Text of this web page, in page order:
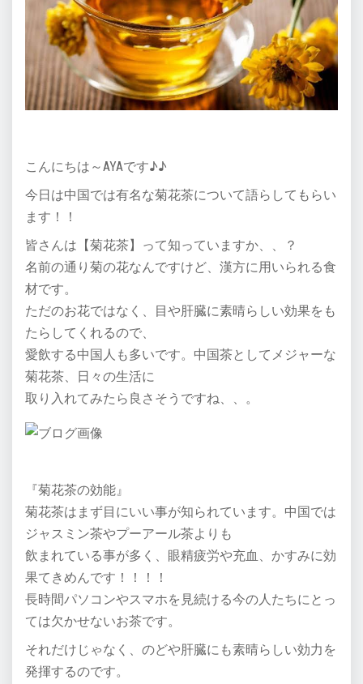
こんにちは～AYAです♪♪
今日は中国では有名な菊花茶について語らしてもらい
ます！！
皆さんは【菊花茶】って知っていますか、、？
名前の通り菊の花なんですけど、漢方に用いられる食
材です。
ただのお花ではなく、目や肝臓に素晴らしい効果をも
たらしてくれるので、
愛飲する中国人も多いです。中国茶としてメジャーな
菊花茶、日々の生活に
取り入れてみたら良さそうですね、、。
『菊花茶の効能』
菊花茶はまず目にいい事が知られています。中国では
ジャスミン茶やプーアール茶よりも
飲まれている事が多く、眼精疲労や充血、かすみに効
果てきめんです！！！！
長時間パソコンやスマホを見続ける今の人たちにとっ
ては欠かせないお茶です。
それだけじゃなく、のどや肝臓にも素晴らしい効力を
発揮するのです。